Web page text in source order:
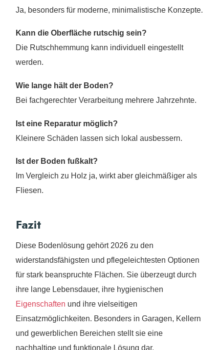
Ja, besonders für moderne, minimalistische Konzepte.
Kann die Oberfläche rutschig sein?
Die Rutschhemmung kann individuell eingestellt
werden.
Wie lange hält der Boden?
Bei fachgerechter Verarbeitung mehrere Jahrzehnte.
Ist eine Reparatur möglich?
Kleinere Schäden lassen sich lokal ausbessern.
Ist der Boden fußkalt?
Im Vergleich zu Holz ja, wirkt aber gleichmäßiger als
Fliesen.
Fazit
Diese Bodenlösung gehört 2026 zu den
widerstandsfähigsten und pflegeleichtesten Optionen
für stark beanspruchte Flächen. Sie überzeugt durch
ihre lange Lebensdauer, ihre hygienischen
Eigenschaften und ihre vielseitigen
Einsatzmöglichkeiten. Besonders in Garagen, Kellern
und gewerblichen Bereichen stellt sie eine
nachhaltige und funktionale Lösung dar.